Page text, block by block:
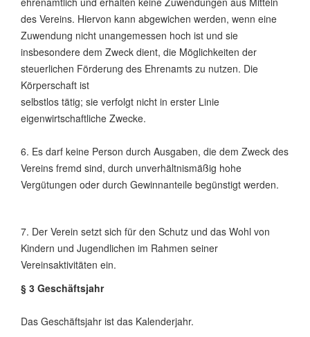
des Vereins. Hiervon kann abgewichen werden, wenn eine
Zuwendung nicht unangemessen hoch ist und sie
insbesondere dem Zweck dient, die Möglichkeiten der
steuerlichen Förderung des Ehrenamts zu nutzen. Die
Körperschaft ist
selbstlos tätig; sie verfolgt nicht in erster Linie
eigenwirtschaftliche Zwecke.
6. Es darf keine Person durch Ausgaben, die dem Zweck des
Vereins fremd sind, durch unverhältnismäßig hohe
Vergütungen oder durch Gewinnanteile begünstigt werden.
7. Der Verein setzt sich für den Schutz und das Wohl von
Kindern und Jugendlichen im Rahmen seiner
Vereinsaktivitäten ein.
§ 3 Geschäftsjahr
Das Geschäftsjahr ist das Kalenderjahr.